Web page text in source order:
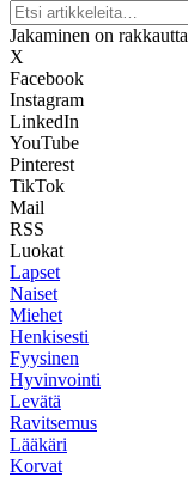
Jakaminen on rakkautta
X
Facebook
Instagram
LinkedIn
YouTube
Pinterest
TikTok
Mail
RSS
Luokat
Lapset
Naiset
Miehet
Henkisesti
Fyysinen
Hyvinvointi
Levätä
Ravitsemus
Lääkäri
Korvat